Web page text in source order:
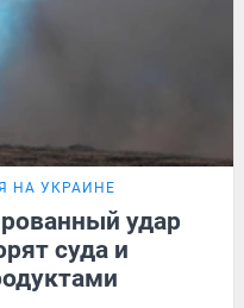
НА УКРАИНЕ
удар
суда и